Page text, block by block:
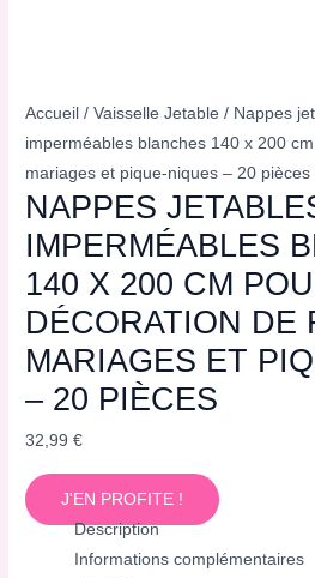
Accueil /Vaisselle Jetable / Nappes
imperméables blanches 140 x 200
mariages et pique-niques – 20 pièces
NAPPES
IMPERMÉABLES
140 X 200 CM
DÉCORATION DE
MARIAGES ET
– 20 PIÈCES
32,99€
J'EN PROFITE !
Description
Informations complémentaires